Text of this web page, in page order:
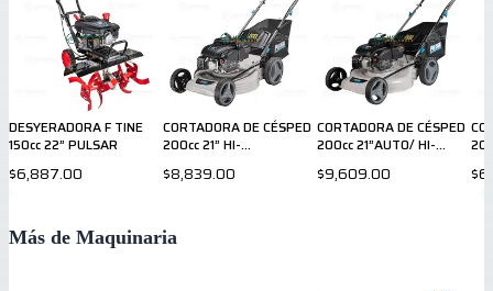
DESYERADORA F TINE
150cc 22” PULSAR
$6,887.00
CORTADORA DE CÉSPED
200cc 21” HI-
$8,839.00
CORTADORA DE CÉSPED
200cc 21”AUTO/ HI-
$9,609.00
Más de Maquinaria